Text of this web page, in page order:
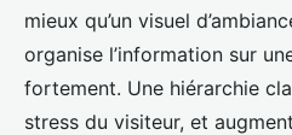
mieux qu’un visuel
organise l’information sur
fortement. Une hiérarchie
stress du visiteur, et